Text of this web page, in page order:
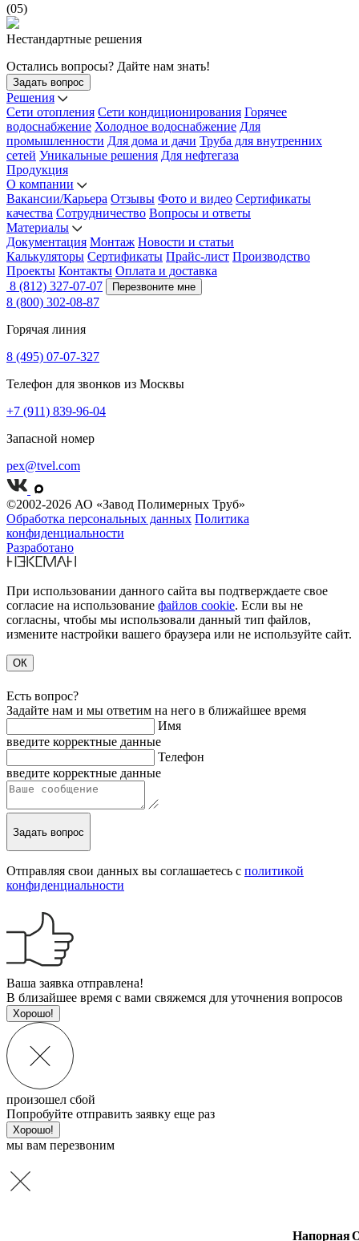
(05)
Нестандартные решения
Остались вопросы? Дайте нам знать!
Задать вопрос
Решения
Сети отопления Сети кондиционирования Горячее
водоснабжение Холодное водоснабжение Для
промышленности Для дома и дачи Труба для внутренних
сетей Уникальные решения Для нефтегаза
Продукция
О компании
Вакансии/Карьера Отзывы Фото и видео Сертификаты
качества Сотрудничество Вопросы и ответы
Материалы
Документация Монтаж Новости и статьи
Калькуляторы Сертификаты Прайс-лист Производство
Проекты Контакты Оплата и доставка
8 (812) 327-07-07
Перезвоните мне
8 (800) 302-08-87
Горячая линия
8 (495) 07-07-327
Телефон для звонков из Москвы
+7 (911) 839-96-04
Запасной номер
pex@tvel.com
©2002-2026 АО «Завод Полимерных Труб»
Обработка персональных данных Политика
конфиденциальности
Разработано
При использовании данного сайта вы подтверждаете свое
согласие на использование файлов cookie. Если вы не
согласны, чтобы мы использовали данный тип файлов,
измените настройки вашего браузера или не используйте сайт.
ОК
Есть вопрос?
Задайте нам и мы ответим на него в ближайшее время
Имя
введите корректные данные
Телефон
введите корректные данные
Задать вопрос
Отправляя свои данных вы соглашаетесь с политикой
конфиденциальности
Ваша заявка отправлена!
В близайшее время с вами свяжемся для уточнения вопросов
Хорошо!
произошел сбой
Попробуйте отправить заявку еще раз
Хорошо!
мы вам перезвоним
Напорная